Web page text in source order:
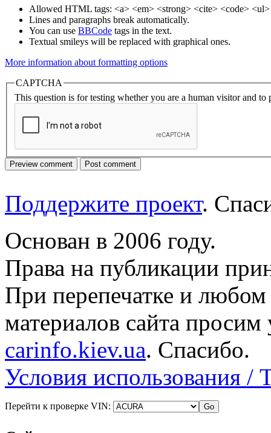
Allowed HTML tags: <a> <em> <strong> <cite> <code>
Lines and paragraphs break automatically.
You can use BBCode tags in the text.
Textual smileys will be replaced with graphical ones.
More information about formatting options
CAPTCHA
This question is for testing whether you are a human visitor and to
Поддержите проект.
Основан в 2006 году.
Права на публикации
При перепечатке и
материалов сайта просим
carinfo.kiev.ua. Спасибо.
Условия использования /
Перейти к проверке VIN: